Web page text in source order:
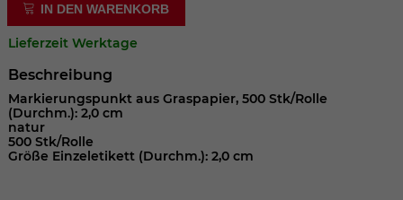
IN DEN WARENKORB
Lieferzeit Werktage
Beschreibung
Markierungspunkt aus Graspapier, 500 Stk/Rolle
(Durchm.): 2,0 cm
natur
500 Stk/Rolle
Größe Einzeletikett (Durchm.): 2,0 cm
Name cookie_optin
Laufzeit 1 Jahr
Zweck
Cookie-Einstellungen für diese Website
Cookie-Informationen anzeigen